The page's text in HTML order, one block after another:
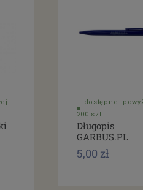
dostępne:
200 szt.
Długopis
GARBUS.PL
5,00 zł